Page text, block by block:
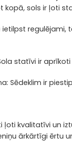
kopā, sols ir ļoti
regulējami,
statīvi ir
Sēdeklim ir
ļoti kvalitatīvi un
ārkārtīgi ērtu